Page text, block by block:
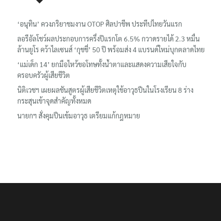
‘อนุทิน’ ควงภริยาชมงาน OTOP ศิลปาชีพ ประทีปไทยวันแรก
ลอรีอัลโชว์ผลประกอบการครึ่งปีแรกโต 6.5% กวาดรายได้ 2.3 หมื่น
ล้านยูโร คว้าไลเซนส์ ‘กุชชี่’ 50 ปี พร้อมส่ง 4 แบรนด์ใหม่บุกตลาดไทย
‘แม่เด็ก 14’ ยกมือไหว้ขอโทษทั้งน้ำตาและแสดงความเสียใจกับ
ครอบครัวผู้เสียชีวิต
นิติเวชฯ เผยผลชันสูตรผู้เสียชีวิตเหตุใช้อาวุธปืนในโรงเรียน 8 ร่าง
กระสุนเข้าจุดสำคัญทั้งหมด